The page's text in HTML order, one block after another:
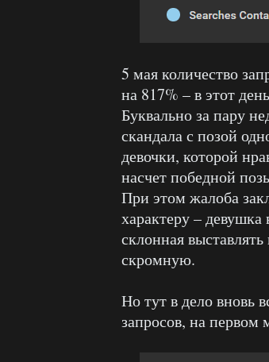
5 мая количество
на 817% – в этот
Буквально за пару
скандала с позой
девочки, которой
насчет победной
При этом жалоба
характеру –
склонная
скромную.
Но тут в дело вновь
запросов, на первом